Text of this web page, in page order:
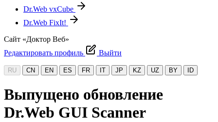
Dr.Web vxCube
Dr.Web FixIt!
Сайт «Доктор Веб»
Редактировать профиль
Выйти
RU CN EN ES FR IT JP KZ UZ BY ID
Выпущено обновление
Dr.Web GUI Scanner